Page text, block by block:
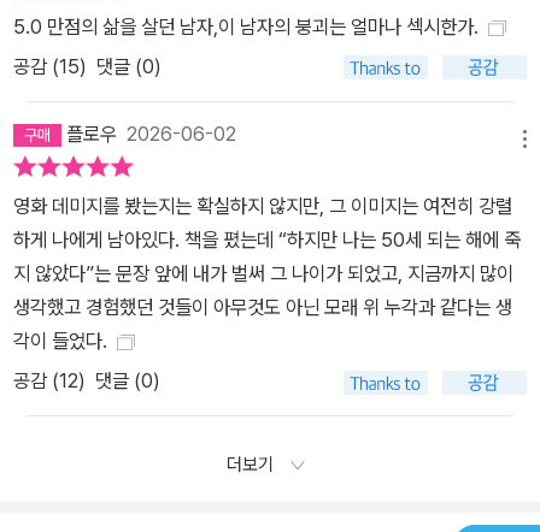
5.0 만점의 삶을 살던 남자,이 남자의 붕괴는 얼마나 섹시한가.
공감 (15) 댓글 (0)
플로우 2026-06-02
영화 데미지를 봤는지는 확실하지 않지만, 그 이미지는 여전히 강렬
하게 나에게 남아있다. 책을 폈는데 “하지만 나는 50세 되는 해에 죽
지 않았다”는 문장 앞에 내가 벌써 그 나이가 되었고, 지금까지 많이
생각했고 경험했던 것들이 아무것도 아닌 모래 위 누각과 같다는 생
각이 들었다.
공감 (12) 댓글 (0)
더보기